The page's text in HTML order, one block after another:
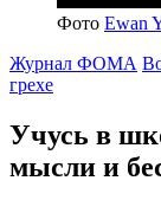
Фото Ewan
Журнал ФОМА
грехе
Учусь в
мысли и